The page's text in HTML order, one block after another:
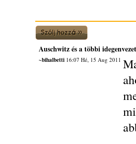
Auschwitz és a többi
~bihalbetti16:07 Hé, 15 Aug 2011